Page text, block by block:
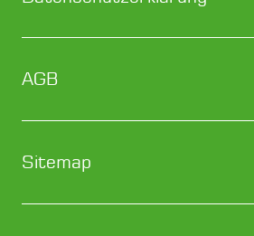
AGB
Sitemap